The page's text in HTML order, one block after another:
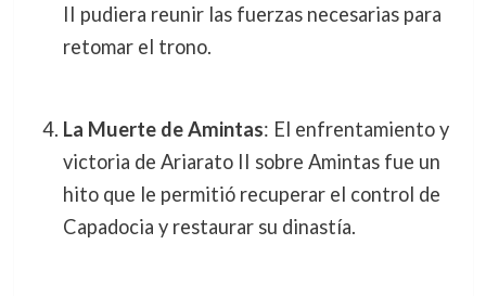
II pudiera reunir las fuerzas necesarias para
retomar el trono.
La Muerte de Amintas: El enfrentamiento y
victoria de Ariarato II sobre Amintas fue un
hito que le permitió recuperar el control de
Capadocia y restaurar su dinastía.